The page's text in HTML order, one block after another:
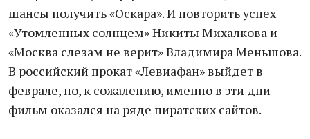
шансы получить «Оскара». И повторить успех
«Утомленных солнцем» Никиты Михалкова и
«Москва слезам не верит» Владимира Меньшова.
В российский прокат «Левиафан» выйдет в
феврале, но, к сожалению, именно в эти дни
фильм оказался на ряде пиратских сайтов.